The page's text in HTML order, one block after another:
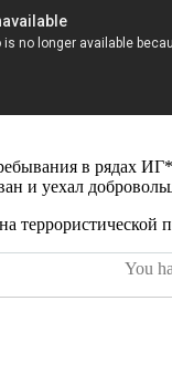
в рядах
и уехал
You